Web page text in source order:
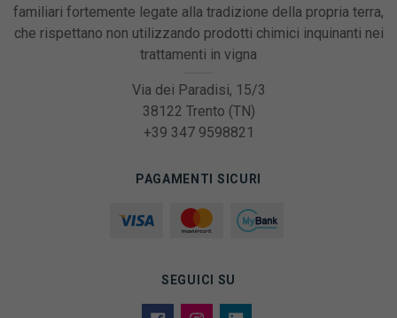
familiari fortemente legate alla tradizione della propria terra,
che rispettano non utilizzando prodotti chimici inquinanti nei
trattamenti in vigna
Via dei Paradisi, 15/3
38122 Trento (TN)
+39 347 9598821
PAGAMENTI SICURI
SEGUICI SU